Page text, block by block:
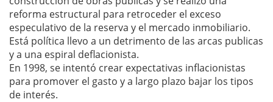
reforma estructural para retroceder el exceso
especulativo de la reserva y el mercado inmobiliario.
Está política llevo a un detrimento de las arcas publicas
y a una espiral deflacionista.
En 1998, se intentó crear expectativas inflacionistas
para promover el gasto y a largo plazo bajar los tipos
de interés.